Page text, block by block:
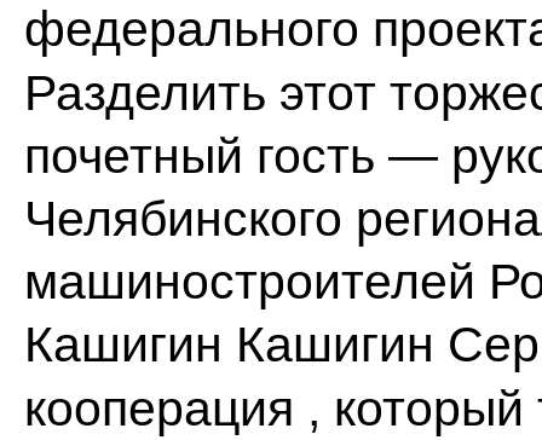
федерального
Разделить этот
почетный гость —
Челябинского
машиностроителей
Кашигин Кашигин
кооперация , который